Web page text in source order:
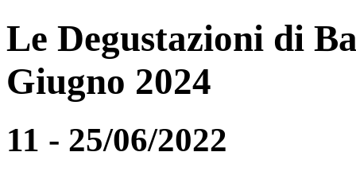
Le Degustazioni di
Giugno 2024
11 - 25/06/2022